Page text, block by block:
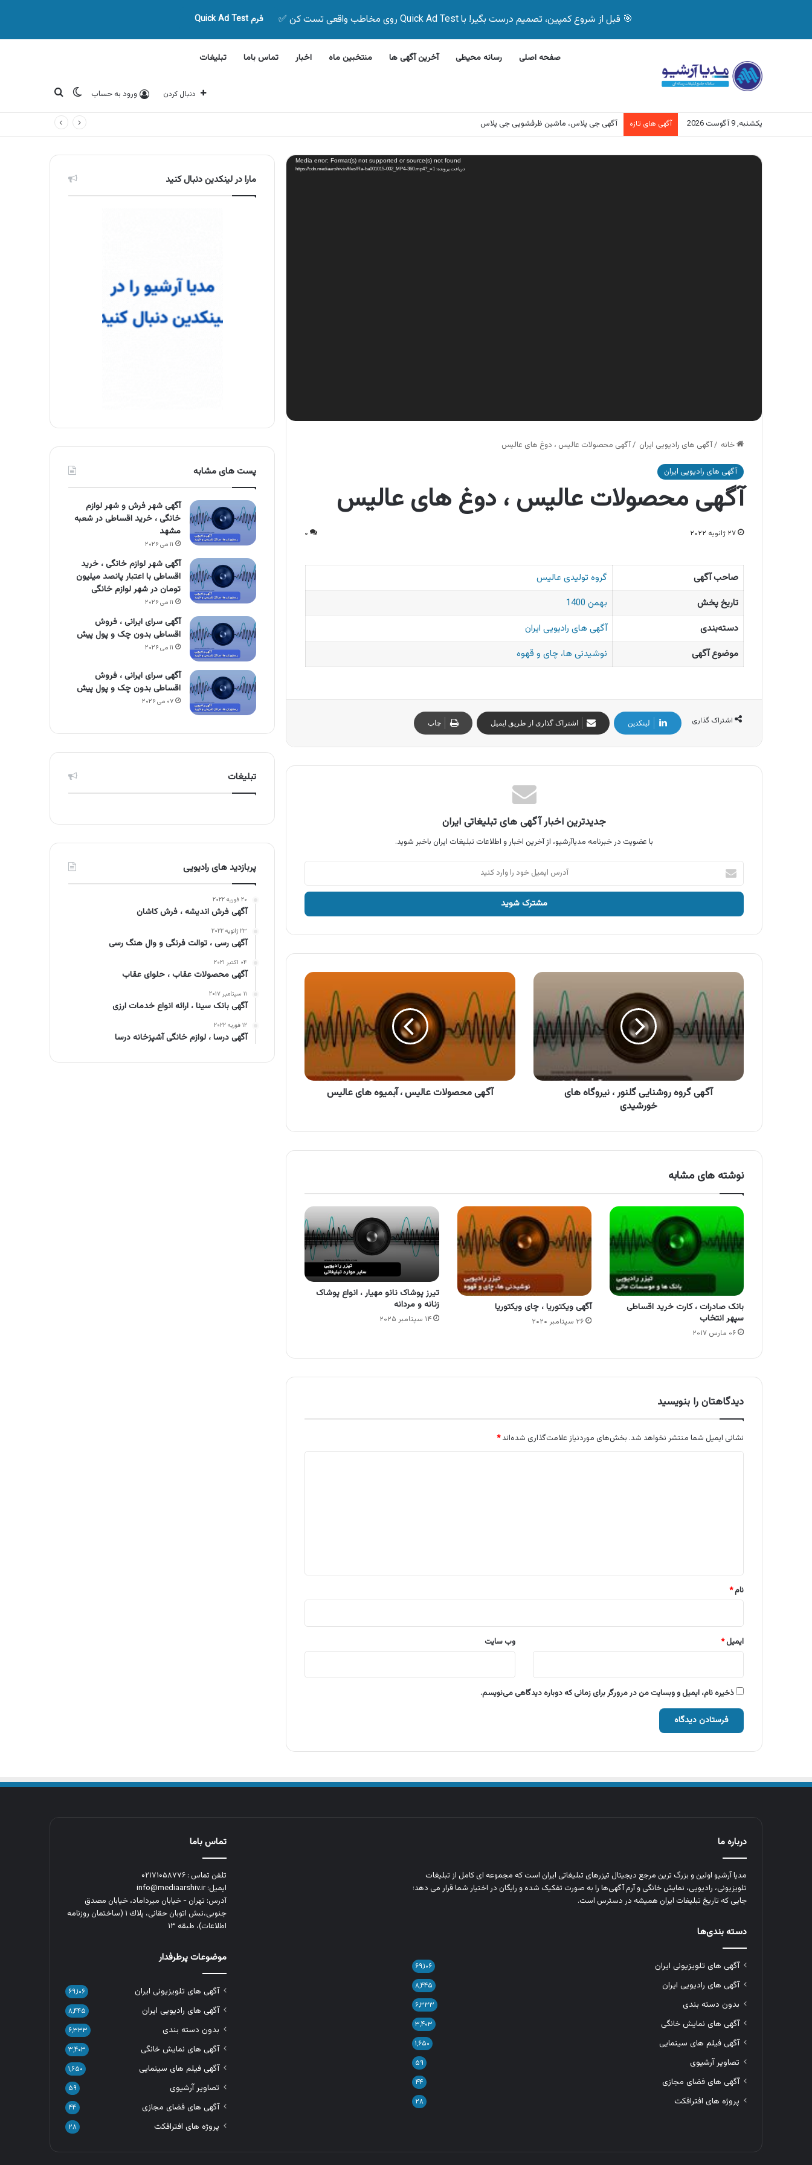
🎯 قبل از شروع کمپین، تصمیم درست بگیر! با Quick Ad Test روی مخاطب واقعی تست کن ✅ فرم Quick Ad Test
صفحه اصلی رسانه محیطی آخرین آگهی ها منتخبین ماه اخبار تماس باما تبلیغات
دنبال کردن ورود به حساب تغییر پوسته
جستجو برای
یکشنبه, 9 آگوست 2026 آگهی های تازه آگهی جی پلاس، ماشین ظرفشویی جی پلاس
نمایشگر
ویدیو Media error: Format(s) not supported or source(s) not found
دریافت پرونده: https://cdn.mediaarshiv.ir/files/Ra-ba001015-002_MP4-360.mp4?_=1
خانه /آگهی های رادیویی ایران /آگهی محصولات عالیس ، دوغ های عالیس
آگهی های رادیویی ایران
آگهی محصولات عالیس ، دوغ های عالیس
۲۷ ژانویه ۲۰۲۲ ۰
صاحب آگهی
گروه تولیدی عالیس
تاریخ پخش
بهمن 1400
دسته‌بندی
آگهی های رادیویی ایران
موضوع آگهی
نوشیدنی ها، چای و قهوه
اشتراک گذاری لینکدین اشتراک گذاری از طریق ایمیل چاپ
جدیدترین اخبار آگهی های تبلیغاتی ایران
با عضویت در خبرنامه مدیاآرشیو، از آخرین اخبار و اطلاعات تبلیغات ایران باخبر شوید.
آدرس
ایمیل
خود
وارد
آگهی
گروه
روشنایی
گلنور
نیروگاه
خورشیدی
آگهی گروه روشنایی گلنور ، نیروگاه های
خورشیدی
آگهی
محصولات
عالیس
،
آبمیوه
های
عالیس
آگهی محصولات عالیس ، آبمیوه های عالیس
نوشته های مشابه
بانک صادرات ، کارت خرید اقساطی
سپهر انتخاب
۰۶ مارس ۲۰۱۷
آگهی ویکتوریا ، چای ویکتوریا
۲۶ سپتامبر ۲۰۲۰
تیرز پوشاک نانو مهیار ، انواع پوشاک
زنانه و مردانه
۱۴ سپتامبر ۲۰۲۵
دیدگاهتان را بنویسید
نشانی ایمیل شما منتشر نخواهد شد. بخش‌های موردنیاز علامت‌گذاری شده‌اند*
نام*
ایمیل* وب‌ سایت
ذخیره نام، ایمیل و وبسایت من در مرورگر برای زمانی که دوباره دیدگاهی می‌نویسم.
مارا در لینکدین دنبال کنید
پست های مشابه
آگهی شهر فرش و شهر لوازم
خانگی ، خرید اقساطی در شعبه
مشهد
۱۱ می ۲۰۲۶
آگهی شهر لوازم خانگی ، خرید
اقساطی با اعتبار پانصد میلیون
تومان در شهر لوازم خانگی
۱۱ می ۲۰۲۶
آگهی سرای ایرانی ، فروش
اقساطی بدون چک و پول پیش
۱۱ می ۲۰۲۶
آگهی سرای ایرانی ، فروش
اقساطی بدون چک و پول پیش
۰۷ می ۲۰۲۶
تبلیغات
پربازدید های رادیویی
۲۰ فوریه ۲۰۲۲
آگهی فرش اندیشه ، فرش کاشان
۲۳ ژانویه ۲۰۲۲
آگهی رسی ، توالت فرنگی و وال هنگ رسی
۰۴ اکتبر ۲۰۲۱
آگهی محصولات عقاب ، حلوای عقاب
۱۱ سپتامبر ۲۰۱۷
آگهی بانک سینا ، ارائه انواع خدمات ارزی
۱۲ فوریه ۲۰۲۲
آگهی درسا ، لوازم خانگی آشپزخانه درسا
درباره ما
مدیا آرشیو اولین و بزرگ‌ ترین مرجع دیجیتال تیزرهای تبلیغاتی ایران است که مجموعه‌ ای کامل از تبلیغات
تلویزیونی، رادیویی، نمایش خانگی و آرم‌ آگهی‌ها را به‌ صورت تفکیک‌ شده و رایگان در اختیار شما قرار می‌ دهد؛
جایی که تاریخ تبلیغات ایران همیشه در دسترس است.
دسته بندی‌ها
آگهی های تلویزیونی ایران ۶۹,۱۰۶
آگهی های رادیویی ایران ۸,۴۴۵
بدون دسته بندی ۶,۳۳۳
آگهی های نمایش خانگی ۳,۴۰۳
آگهی فیلم های سینمایی ۱,۶۵۰
تصاویر آرشیوی ۵۹
آگهی های فضای مجازی ۴۴
پروژه های افترافکت ۲۸
تماس باما
تلفن تماس : ۰۲۱۷۱۰۵۸۷۷۶
ایمیل: info@mediaarshiv.ir
آدرس: تهران - خیابان میرداماد، خیابان مصدق
جنوبی،نبش اتوبان حقانی، پلاك ١ (ساختمان روزنامه
اطلاعات)، طبقه ۱۳
موضوعات پرطرفدار
آگهی های تلویزیونی ایران ۶۹,۱۰۶
آگهی های رادیویی ایران ۸,۴۴۵
بدون دسته بندی ۶,۳۳۳
آگهی های نمایش خانگی ۳,۴۰۳
آگهی فیلم های سینمایی ۱,۶۵۰
تصاویر آرشیوی ۵۹
آگهی های فضای مجازی ۴۴
پروژه های افترافکت ۲۸